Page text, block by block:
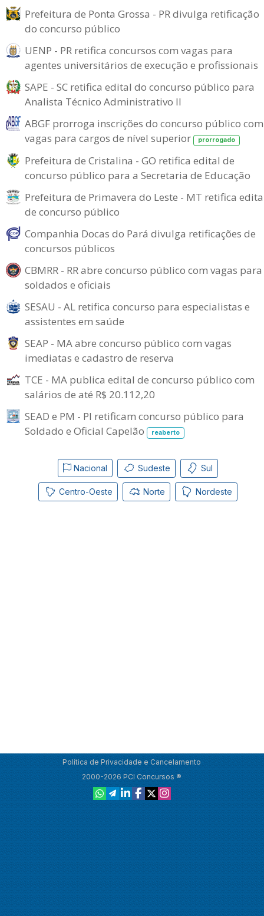
Prefeitura de Ponta Grossa - PR divulga retificação
do concurso público
UENP - PR retifica concursos com vagas para
agentes universitários de execução e profissionais
SAPE - SC retifica edital do concurso público para
Analista Técnico Administrativo II
ABGF prorroga inscrições do concurso público com
vagas para cargos de nível superior
prorrogado
Prefeitura de Cristalina - GO retifica edital de
concurso público para a Secretaria de Educação
Prefeitura de Primavera do Leste - MT retifica
de concurso público
Companhia Docas do Pará divulga retificações de
concursos públicos
CBMRR - RR abre concurso público com vagas para
soldados e oficiais
SESAU - AL retifica concurso para especialistas e
assistentes em saúde
SEAP - MA abre concurso público com vagas
imediatas e cadastro de reserva
TCE - MA publica edital de concurso público com
salários de até R$ 20.112,20
SEAD e PM - PI retificam concurso público para
Soldado e Oficial Capelão
reaberto
Nacional Sudeste Sul
Centro-Oeste Norte Nordeste
Política de Privacidade e Cancelamento
2000-2026 PCI Concursos ®